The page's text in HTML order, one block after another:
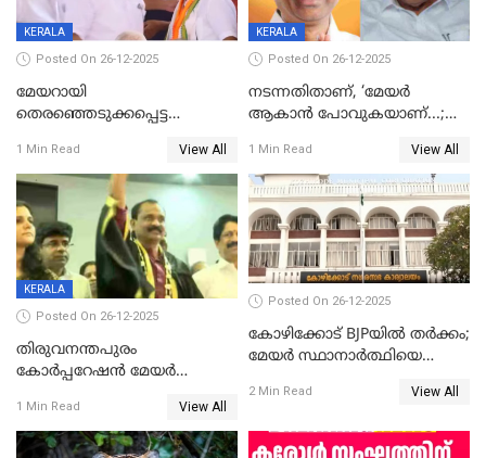
KERALA
Posted On 26-12-2025
മേയറായി
തെരഞ്ഞെടുക്കപ്പെട്ട
ആദ്യ വോട്ട് അസാധു; കണ്ണൂർ
ഡെപ്യൂട്ടി മേയർ സ്ഥാനത്ത്
താഹിറിന് വിജയം
1 Min Read View All
KERALA
Posted On 26-12-2025
നടന്നതിതാണ്, ‘മേയർ
ആകാൻ പോവുകയാണ്...;
മുഖ്യമന്ത്രിയുടെ ഓഫീസ്
തന്നെ വിശദീകരിയ്ക്കുന്നു;
സത്യമിതാണ്
1 Min Read View All
KERALA
Posted On 26-12-2025
തിരുവനന്തപുരം
കോര്‍പ്പറേഷന്‍ മേയര്‍
ഹൈക്കോടതിയിലേക്ക്;
സത്യപ്രതിജ്ഞ ചടങ്ങില്‍
1 Min Read View All
Posted On 26-12-2025
കോഴിക്കോട് BJPയിൽ തർക്കം;
മേയർ സ്ഥാനാർത്ഥിയെ
2 Min Read View All